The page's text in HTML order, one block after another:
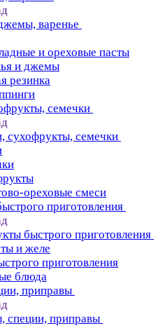
варенье
и ореховые пасты
и джемы
резинка
семечки
сухофрукты, семечки
ореховые смеси
приготовления
быстрого приготовления
и желе
приготовления
блюда
приправы
специи, приправы